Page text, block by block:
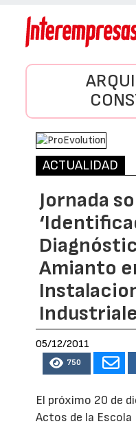
ACTUALIDAD
Jornada
Amianto
05/12/2011
750
El próximo 20 de
Actos de la